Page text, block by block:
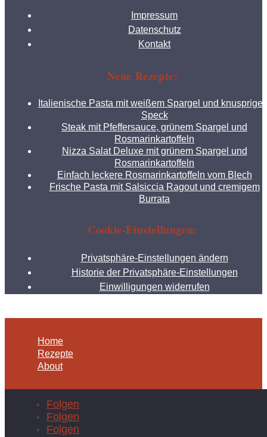
Impressum
Datenschutz
Kontakt
Neue Rezepte:
Italienische Pasta mit weißem Spargel und
Speck
Steak mit Pfeffersauce, grünem Spargel und
Rosmarinkartoffeln
Nizza Salat Deluxe mit grünem Spargel und
Rosmarinkartoffeln
Einfach leckere Rosmarinkartoffeln vom Blech
Frische Pasta mit Salsiccia Ragout und cremigem
Burrata
Cookie-Einstellungen:
Privatsphäre-Einstellungen ändern
Historie der Privatsphäre-Einstellungen
Einwilligungen widerrufen
Home
Rezepte
About
Folgen
Folgen
Folgen